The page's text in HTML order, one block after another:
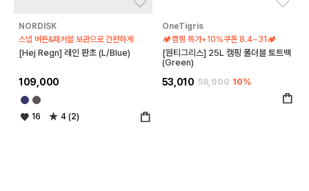
NORDISK
스냅 버튼&패커블 보관으로 간편하게
[Hej Regn] 레인 판초 (L/Blue)
109,000
16 4 (2)
OneTigris
🏕️캠핑 특가+10%쿠폰 8.4~31🏕️
[원티그리스] 25L 캠핑 폴더블 토트백
(Green)
53,010 58,900 10%